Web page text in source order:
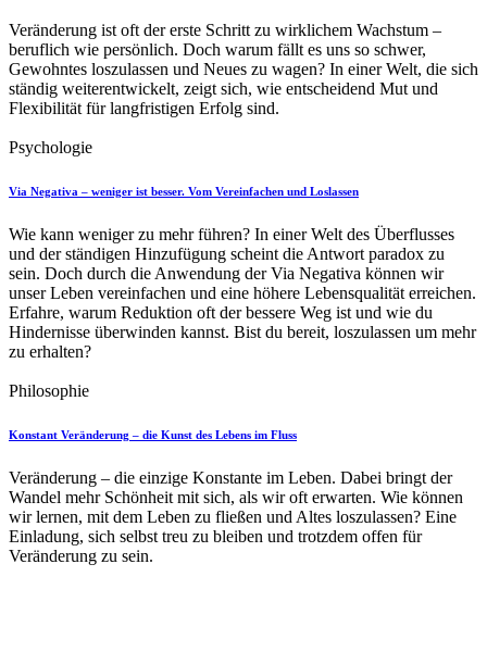
Veränderung ist oft der erste Schritt zu wirklichem Wachstum –
beruflich wie persönlich. Doch warum fällt es uns so schwer,
Gewohntes loszulassen und Neues zu wagen? In einer Welt, die sich
ständig weiterentwickelt, zeigt sich, wie entscheidend Mut und
Flexibilität für langfristigen Erfolg sind.
Psychologie
Via Negativa – weniger ist besser. Vom Vereinfachen und Loslassen
Wie kann weniger zu mehr führen? In einer Welt des Überflusses
und der ständigen Hinzufügung scheint die Antwort paradox zu
sein. Doch durch die Anwendung der Via Negativa können wir
unser Leben vereinfachen und eine höhere Lebensqualität erreichen.
Erfahre, warum Reduktion oft der bessere Weg ist und wie du
Hindernisse überwinden kannst. Bist du bereit, loszulassen um mehr
zu erhalten?
Philosophie
Konstant Veränderung – die Kunst des Lebens im Fluss
Veränderung – die einzige Konstante im Leben. Dabei bringt der
Wandel mehr Schönheit mit sich, als wir oft erwarten. Wie können
wir lernen, mit dem Leben zu fließen und Altes loszulassen? Eine
Einladung, sich selbst treu zu bleiben und trotzdem offen für
Veränderung zu sein.